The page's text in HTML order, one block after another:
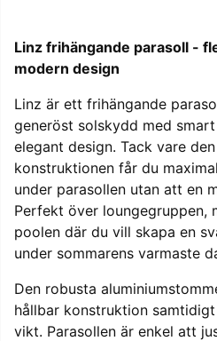
Linz frihängande parasoll -
modern design
Linz är ett frihängande
generöst solskydd med
elegant design. Tack vare
konstruktionen får du
under parasollen utan att en
Perfekt över loungegruppen,
poolen där du vill skapa en
under sommarens varmaste
Den robusta
hållbar konstruktion
vikt. Parasollen är enkel att